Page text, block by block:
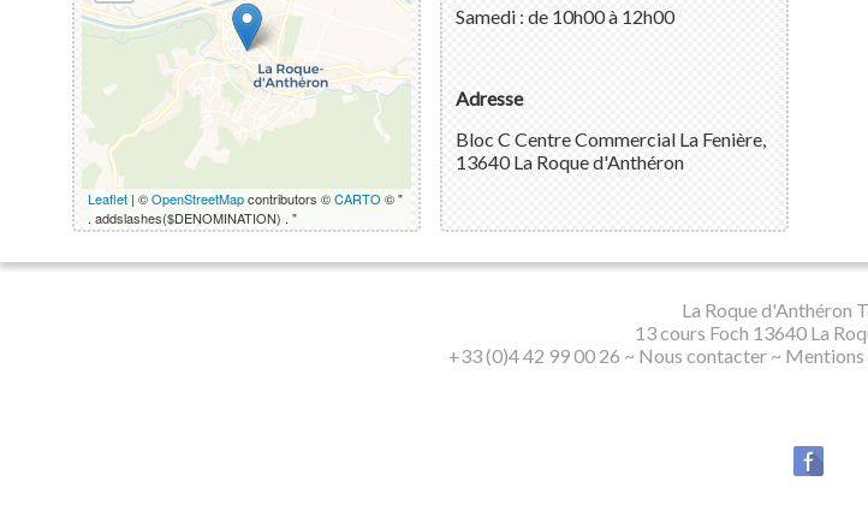
Leaflet | ©OpenStreetMapcontributors ©CARTO © "
. addslashes($DENOMINATION) . "
Samedi : de 10h00 à 12h00
Adresse
Bloc C Centre Commercial La Fenière,
13640 La Roque d'Anthéron
La Roque d'Anthéron
13 cours Foch 13640 La
+33 (0)4 42 99 00 26 ~ Nous contacter ~ Mentions